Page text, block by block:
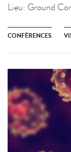
Lieu: Ground
CONFÉRENCES